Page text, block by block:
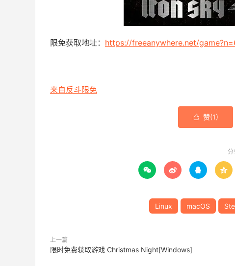
限免获取地址： https://freeanywhere.net/
来自反斗限免
 赞(1)
分
   
Linux macOS
上一篇
限时免费获取游戏 Christmas Night[Windows]